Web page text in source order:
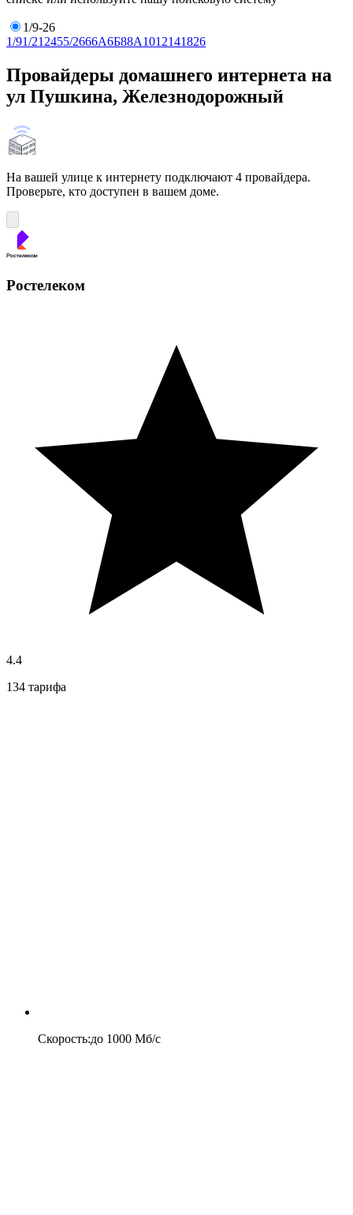
1/9-26
1/91/21 2455/2666А6Б88А1012141826
Провайдеры домашнего интернета на
ул Пушкина, Железнодорожный
На вашей улице к интернету подключают 4 провайдера.
Проверьте, кто доступен в вашем доме.
Ростелеком
4.4
134 тарифа
Скорость:до 1000 Мб/c